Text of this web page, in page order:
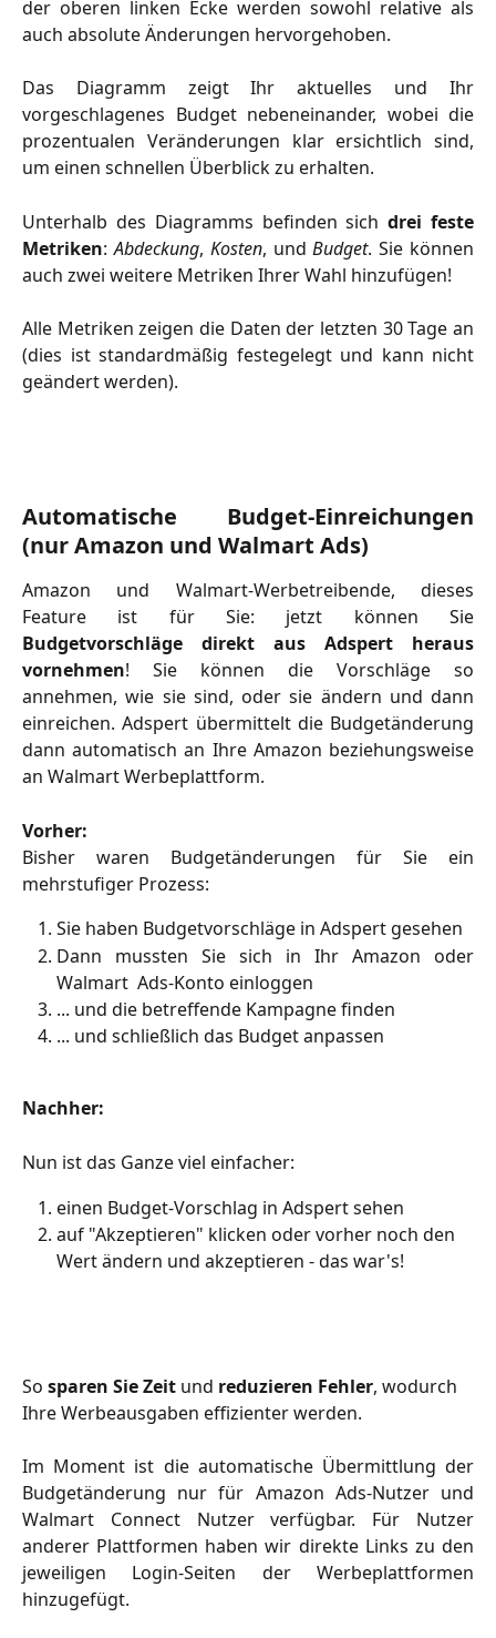
der oberen linken Ecke werden sowohl relative als
auch absolute Änderungen hervorgehoben.
Das Diagramm zeigt Ihr aktuelles und Ihr
vorgeschlagenes Budget nebeneinander, wobei die
prozentualen Veränderungen klar ersichtlich sind,
um einen schnellen Überblick zu erhalten.
Unterhalb des Diagramms befinden sichdrei feste
Metriken:Abdeckung, Kosten, undBudget. Sie können
auch zwei weitere Metriken Ihrer Wahl hinzufügen!
Alle Metriken zeigen die Daten der letzten 30 Tage an
(dies ist standardmäßig festegelegt und kann nicht
geändert werden).
Automatische Budget-Einreichungen
(nur Amazon und Walmart Ads)
Amazon und Walmart-Werbetreibende, dieses
Feature ist für Sie: jetzt können Sie
Budgetvorschläge direkt aus Adspert heraus
vornehmen! Sie können die Vorschläge so
annehmen, wie sie sind, oder sie ändern und dann
einreichen. Adspert übermittelt die Budgetänderung
dann automatisch an Ihre Amazon beziehungsweise
an Walmart Werbeplattform.
Vorher:
Bisher waren Budgetänderungen für Sie ein
mehrstufiger Prozess:
Sie haben Budgetvorschläge in Adspert gesehen
Dann mussten Sie sich in Ihr Amazon oder
Walmart Ads-Konto einloggen
... und die betreffende Kampagne finden
... und schließlich das Budget anpassen
Nachher:
Nun ist das Ganze viel einfacher:
einen Budget-Vorschlag in Adspert sehen
auf "Akzeptieren" klicken oder vorher noch den
Wert ändern und akzeptieren - das war's!
So sparen Sie Zeit und reduzieren Fehler, wodurch
Ihre Werbeausgaben effizienter werden.
Im Moment ist die automatische Übermittlung der
Budgetänderung nur für Amazon Ads-Nutzer und
Walmart Connect Nutzer verfügbar. Für Nutzer
anderer Plattformen haben wir direkte Links zu den
jeweiligen Login-Seiten der Werbeplattformen
hinzugefügt.